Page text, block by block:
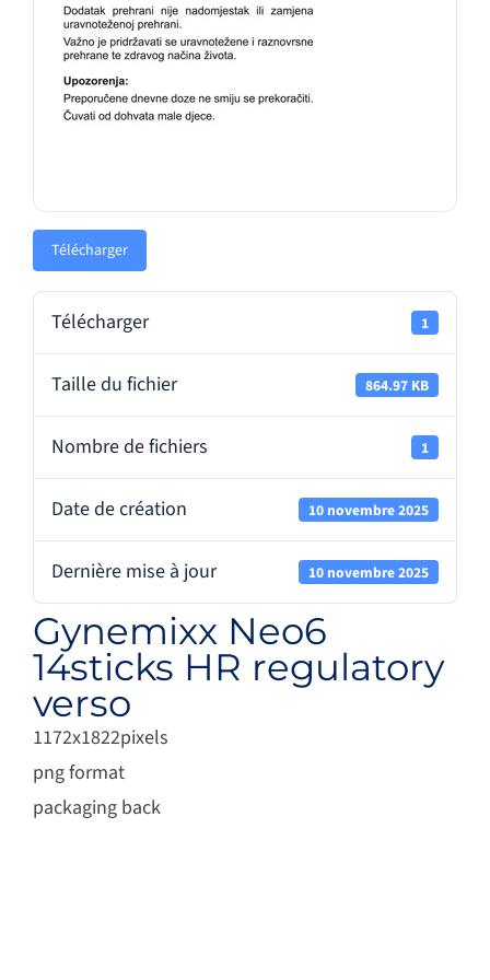
Télécharger
Télécharger 1
Taille du fichier 864.97 KB
Nombre de fichiers 1
Date de création 10 novembre 2025
Dernière mise à jour 10 novembre 2025
Gynemixx Neo6
14sticks HR regulatory
verso
1172x1822pixels
png format
packaging back